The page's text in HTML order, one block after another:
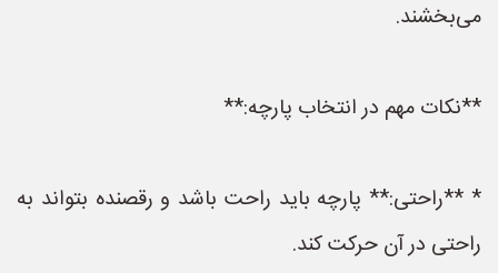
می‌بخشند.
**نکات مهم در انتخاب پارچه:**
* **راحتی:** پارچه باید راحت باشد و رقصنده بتواند به
راحتی در آن حرکت کند.